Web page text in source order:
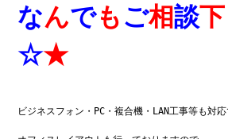
なんでもご相談下
☆★
ビジネスフォン・PC・複合機・LAN工事等も対